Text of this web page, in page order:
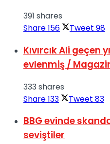
391 shares
Share156 Tweet 98
Kıvırcık Ali geçen
evlenmiş /
333 shares
Share133 Tweet 83
BBG evinde
seviştiler